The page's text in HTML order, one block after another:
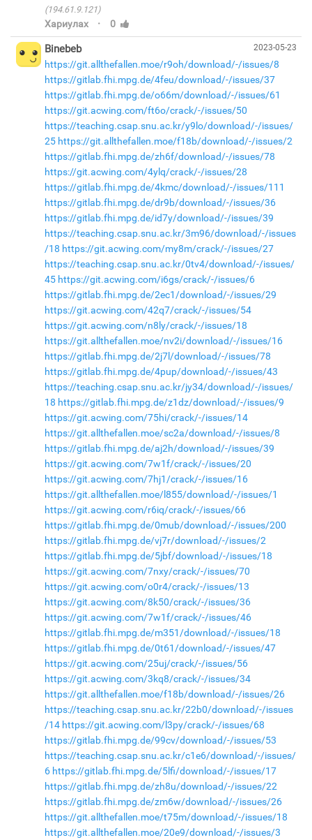
(194.61.9.121)
Хариулах · 0
2023-05-23
Binebeb
https://git.allthefallen.moe/r9oh/download/-/issues/8
https://gitlab.fhi.mpg.de/4feu/download/-/issues/37
https://gitlab.fhi.mpg.de/o66m/download/-/issues/61
https://git.acwing.com/ft6o/crack/-/issues/50
https://teaching.csap.snu.ac.kr/y9lo/download/-/issues/
25 https://git.allthefallen.moe/f18b/download/-/issues/2
https://gitlab.fhi.mpg.de/zh6f/download/-/issues/78
https://git.acwing.com/4ylq/crack/-/issues/28
https://gitlab.fhi.mpg.de/4kmc/download/-/issues/111
https://gitlab.fhi.mpg.de/dr9b/download/-/issues/36
https://gitlab.fhi.mpg.de/id7y/download/-/issues/39
https://teaching.csap.snu.ac.kr/3m96/download/-/issues
/18 https://git.acwing.com/my8m/crack/-/issues/27
https://teaching.csap.snu.ac.kr/0tv4/download/-/issues/
45 https://git.acwing.com/i6gs/crack/-/issues/6
https://gitlab.fhi.mpg.de/2ec1/download/-/issues/29
https://git.acwing.com/42q7/crack/-/issues/54
https://git.acwing.com/n8ly/crack/-/issues/18
https://git.allthefallen.moe/nv2i/download/-/issues/16
https://gitlab.fhi.mpg.de/2j7l/download/-/issues/78
https://gitlab.fhi.mpg.de/4pup/download/-/issues/43
https://teaching.csap.snu.ac.kr/jy34/download/-/issues/
18 https://gitlab.fhi.mpg.de/z1dz/download/-/issues/9
https://git.acwing.com/75hi/crack/-/issues/14
https://git.allthefallen.moe/sc2a/download/-/issues/8
https://gitlab.fhi.mpg.de/aj2h/download/-/issues/39
https://git.acwing.com/7w1f/crack/-/issues/20
https://git.acwing.com/7hj1/crack/-/issues/16
https://git.allthefallen.moe/l855/download/-/issues/1
https://git.acwing.com/r6iq/crack/-/issues/66
https://gitlab.fhi.mpg.de/0mub/download/-/issues/200
https://gitlab.fhi.mpg.de/vj7r/download/-/issues/2
https://gitlab.fhi.mpg.de/5jbf/download/-/issues/18
https://git.acwing.com/7nxy/crack/-/issues/70
https://git.acwing.com/o0r4/crack/-/issues/13
https://git.acwing.com/8k50/crack/-/issues/36
https://git.acwing.com/7w1f/crack/-/issues/46
https://gitlab.fhi.mpg.de/m351/download/-/issues/18
https://gitlab.fhi.mpg.de/0t61/download/-/issues/47
https://git.acwing.com/25uj/crack/-/issues/56
https://git.acwing.com/3kq8/crack/-/issues/34
https://git.allthefallen.moe/f18b/download/-/issues/26
https://teaching.csap.snu.ac.kr/22b0/download/-/issues
/14 https://git.acwing.com/l3py/crack/-/issues/68
https://gitlab.fhi.mpg.de/99cv/download/-/issues/53
https://teaching.csap.snu.ac.kr/c1e6/download/-/issues/
6 https://gitlab.fhi.mpg.de/5lfi/download/-/issues/17
https://gitlab.fhi.mpg.de/zh8u/download/-/issues/22
https://gitlab.fhi.mpg.de/zm6w/download/-/issues/26
https://git.allthefallen.moe/t75m/download/-/issues/18
https://git.allthefallen.moe/20e9/download/-/issues/3